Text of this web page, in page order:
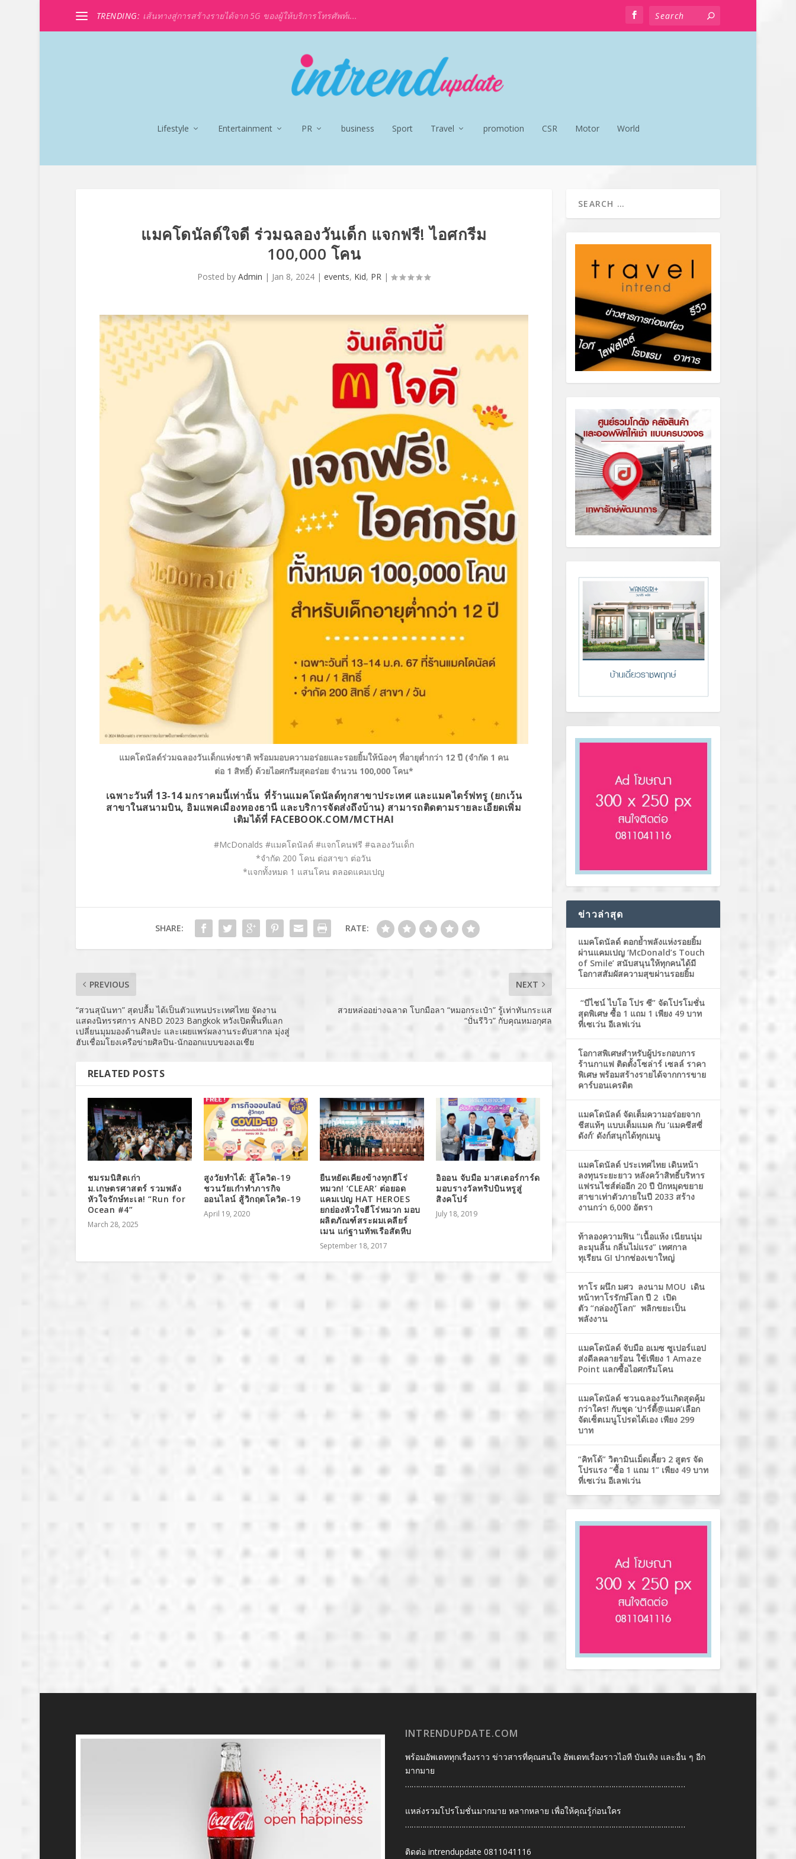
TRENDING: เส้นทางสู่การสร้างรายได้จาก 5G ของผู้ให้บริการโทรศัพท์เ...
Lifestyle Entertainment PR business Sport Travel promotion CSR Motor World
แมคโดนัลด์ใจดี ร่วมฉลองวันเด็ก แจกฟรี! ไอศกรีม
100,000 โคน
Posted byAdmin | Jan 8, 2024 |events, Kid, PR |
แมคโดนัลด์ร่วมฉลองวันเด็กแห่งชาติ พร้อมมอบความอร่อยและรอยยิ้มให้น้องๆ ที่อายุต่ำกว่า 12 ปี (จำกัด 1 คน
ต่อ 1 สิทธิ์) ด้วยไอศกรีมสุดอร่อย จำนวน 100,000 โคน*
เฉพาะวันที่ 13-14 มกราคมนี้เท่านั้น ที่ร้านแมคโดนัลด์ทุกสาขาประเทศ และแมคไดร์ฟทรู (ยกเว้น
สาขาในสนามบิน, อิมแพคเมืองทองธานี และบริการจัดส่งถึงบ้าน) สามารถติดตามรายละเอียดเพิ่ม
เติมได้ที่ FACEBOOK.COM/MCTHAI
#McDonalds #แมคโดนัลด์ #แจกโคนฟรี #ฉลองวันเด็ก
*จำกัด 200 โคน ต่อสาขา ต่อวัน
*แจกทั้งหมด 1 แสนโคน ตลอดแคมเปญ
SHARE: RATE:
PREVIOUS
“สวนสุนันทา” สุดปลื้ม ได้เป็นตัวแทนประเทศไทย จัดงาน
แสดงนิทรรศการ ANBD 2023 Bangkok หวังเปิดพื้นที่แลก
เปลี่ยนมุมมองด้านศิลปะ และเผยแพร่ผลงานระดับสากล มุ่งสู่
ฮับเชื่อมโยงเครือข่ายศิลปิน-นักออกแบบของเอเชีย
NEXT
สวยหล่ออย่างฉลาด โบกมือลา “หมอกระเป๋า” รู้เท่าทันกระแส
“ปั่นรีวิว” กับคุณหมอกุศล
RELATED POSTS
ชมรมนิสิตเก่า
ม.เกษตรศาสตร์ รวมพลัง
หัวใจรักษ์ทะเล! “Run for
Ocean #4”
March 28, 2025
สูงวัยทำได้: สู้โควิด-19
ชวนวัยเก๋าทำภารกิจ
ออนไลน์ สู้วิกฤตโควิด-19
April 19, 2020
ยืนหยัดเคียงข้างทุกฮีโร่
หมวก! ‘CLEAR’ ต่อยอด
แคมเปญ HAT HEROES
ยกย่องหัวใจฮีโร่หมวก มอบ
ผลิตภัณฑ์สระผมเคลียร์
เมน แก่ฐานทัพเรือสัตหีบ
September 18, 2017
อิออน จับมือ มาสเตอร์การ์ด
มอบรางวัลทริปบินหรูสู่
สิงคโปร์
July 18, 2019
ข่าวล่าสุด
แมคโดนัลด์ ตอกย้ำพลังแห่งรอยยิ้ม
ผ่านแคมเปญ ‘McDonald’s Touch
of Smile’ สนับสนุนให้ทุกคนได้มี
โอกาสสัมผัสความสุขผ่านรอยยิ้ม
“บีไชน์ ไบโอ โปร ซี” จัดโปรโมชั่น
สุดพิเศษ ซื้อ 1 แถม 1 เพียง 49 บาท
ที่เซเว่น อีเลฟเว่น
โอกาสพิเศษสำหรับผู้ประกอบการ
ร้านกาแฟ ติดตั้งโซล่าร์ เซลล์ ราคา
พิเศษ พร้อมสร้างรายได้จากการขาย
คาร์บอนเครดิต
แมคโดนัลด์ จัดเต็มความอร่อยจาก
ชีสแท้ๆ แบบเต็มแมค กับ ‘แมคชีสซี่
ดังก์’ ดังก์สนุกได้ทุกเมนู
แมคโดนัลด์ ประเทศไทย เดินหน้า
ลงทุนระยะยาว หลังคว้าสิทธิ์บริหาร
แฟรนไชส์ต่ออีก 20 ปี ปักหมุดขยาย
สาขาเท่าตัวภายในปี 2033 สร้าง
งานกว่า 6,000 อัตรา
ท้าลองความฟิน “เนื้อแห้ง เนียนนุ่ม
ละมุนลิ้น กลิ่นไม่แรง” เทศกาล
ทุเรียน GI ปากช่องเขาใหญ่
ทาโร ผนึก มศว ลงนาม MOU เดิน
หน้าทาโรรักษ์โลก ปี 2 เปิด
ตัว “กล่องกู้โลก” พลิกขยะเป็น
พลังงาน
แมคโดนัลด์ จับมือ อเมซ ซูเปอร์แอป
ส่งดีลคลายร้อน ใช้เพียง 1 Amaze
Point แลกซื้อไอศกรีมโคน
แมคโดนัลด์ ชวนฉลองวันเกิดสุดคุ้ม
กว่าใคร! กับชุด ‘ปาร์ตี้@แมค’เลือก
จัดเซ็ตเมนูโปรดได้เอง เพียง 299
บาท
“คิทโด้” วิตามินเม็ดเคี้ยว 2 สูตร จัด
โปรแรง “ซื้อ 1 แถม 1” เพียง 49 บาท
ที่เซเว่น อีเลฟเว่น
INTRENDUPDATE.COM
พร้อมอัพเดททุกเรื่องราว ข่าวสารที่คุณสนใจ อัพเดทเรื่องราวไอที บันเทิง และอื่น ๆ อีก
มากมาย
…………………………………………………………………………………………………………………
แหล่งรวมโปรโมชั่นมากมาย หลากหลาย เพื่อให้คุณรู้ก่อนใคร
…………………………………………………………………………………………………………………
ติดต่อ intrendupdate 0811041116